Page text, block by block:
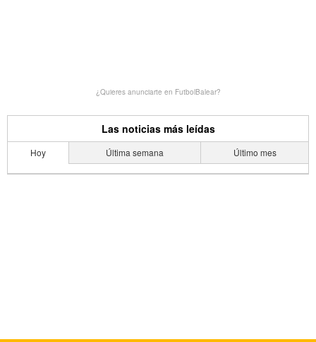
¿Quieres anunciarte en FutbolBalear?
Las noticias más leídas
Hoy Última semana Último mes